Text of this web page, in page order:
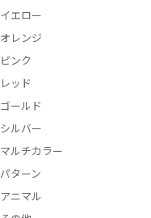
イエロー
オレンジ
ピンク
レッド
ゴールド
シルバー
マルチカラー
パターン
アニマル